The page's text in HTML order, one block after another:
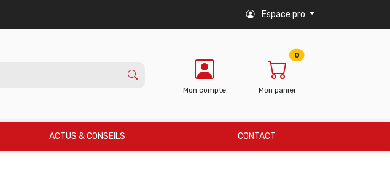
Espace pro
Mon compte Mon panier
0
ACTUS & CONSEILS CONTACT